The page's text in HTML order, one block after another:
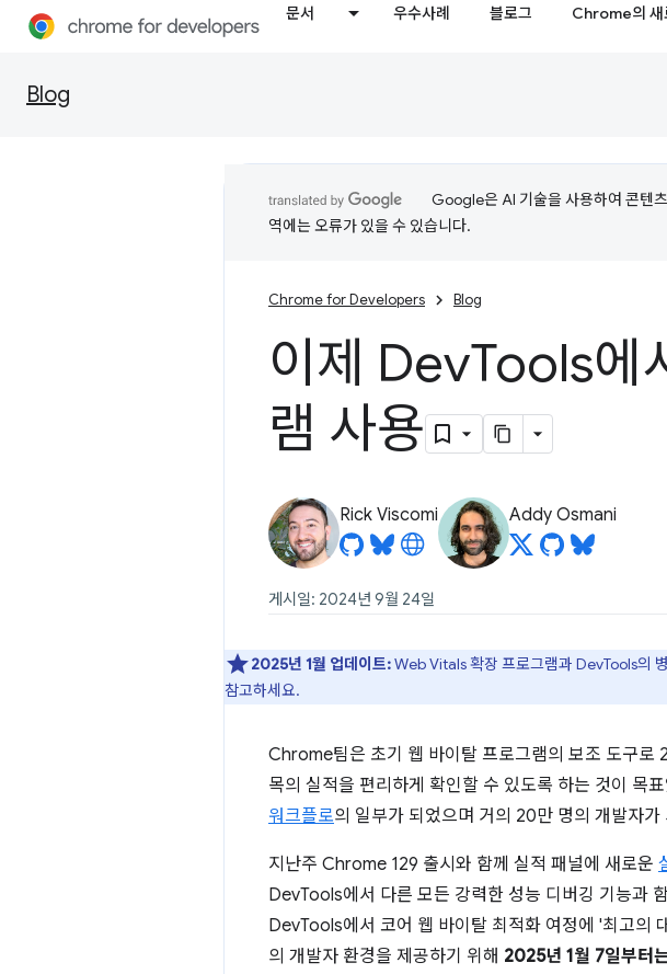
문서 우수사례 블로그 Chrome의 새
Blog
Google은 AI 기술을 사용하여 콘텐
역에는 오류가 있을 수 있습니다.
Chrome for Developers Blog
이제 DevTools에
램 사용
Rick Viscomi Addy Osmani
게시일: 2024년 9월 24일
2025년 1월 업데이트:Web Vitals 확장 프로그램과 DevTools의
참고하세요.
Chrome팀은 초기 웹 바이탈 프로그램의 보조 도구로
목의 실적을 편리하게 확인할 수 있도록 하는 것이 목
워크플로의 일부가 되었으며 거의 20만 명의 개발자가
지난주 Chrome 129 출시와 함께 실적 패널에 새로운
DevTools에서 다른 모든 강력한 성능 디버깅 기능과
DevTools에서 코어 웹 바이탈 최적화 여정에 '최고의
의 개발자 환경을 제공하기 위해 2025년 1월 7일부터